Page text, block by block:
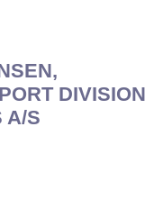
DIVISION
A/S